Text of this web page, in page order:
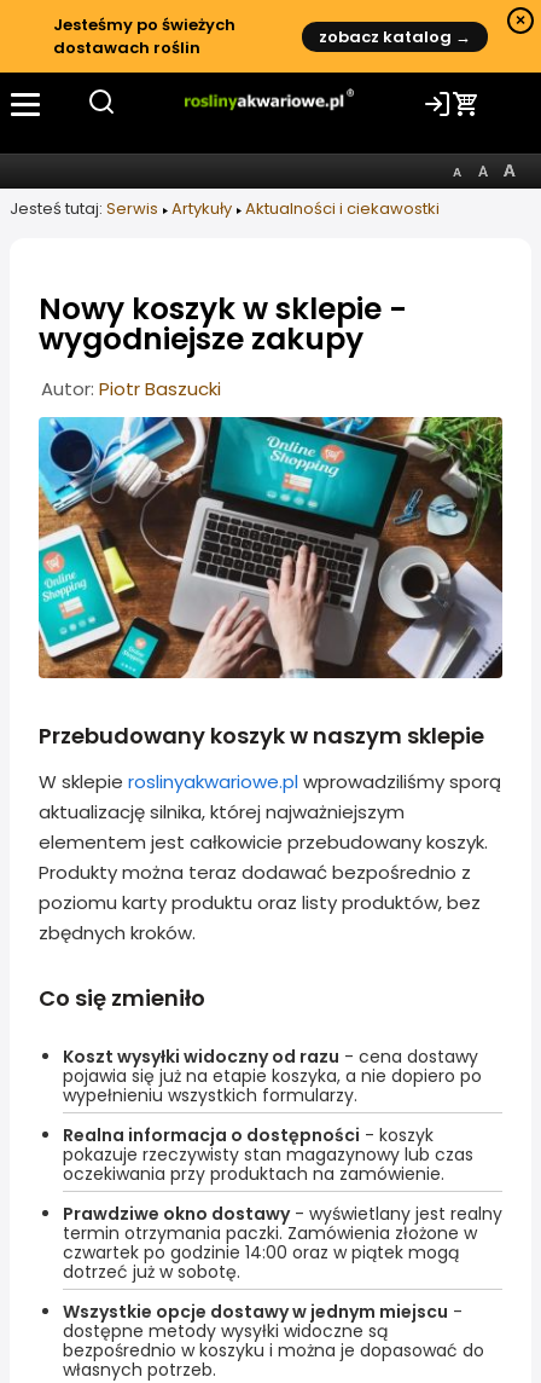
Jesteśmy po świeżych
dostawach roślin
zobacz katalog →
×
Jesteś tutaj: Serwis Artykuły Aktualności i ciekawostki
Nowy koszyk w sklepie -
wygodniejsze zakupy
Informacje o artykule
Autor: Piotr Baszucki
Przebudowany koszyk w naszym sklepie
W sklepie roslinyakwariowe.plwprowadziliśmy sporą
aktualizację silnika, której najważniejszym
elementem jest całkowicie przebudowany koszyk.
Produkty można teraz dodawać bezpośrednio z
poziomu karty produktu oraz listy produktów, bez
zbędnych kroków.
Co się zmieniło
Koszt wysyłki widoczny od razu - cena dostawy
pojawia się już na etapie koszyka, a nie dopiero po
wypełnieniu wszystkich formularzy.
Realna informacja o dostępności - koszyk
pokazuje rzeczywisty stan magazynowy lub czas
oczekiwania przy produktach na zamówienie.
Prawdziwe okno dostawy- wyświetlany jest realny
termin otrzymania paczki. Zamówienia złożone w
czwartek po godzinie 14:00 oraz w piątek mogą
dotrzeć już w sobotę.
Wszystkie opcje dostawy w jednym miejscu -
dostępne metody wysyłki widoczne są
bezpośrednio w koszyku i można je dopasować do
własnych potrzeb.